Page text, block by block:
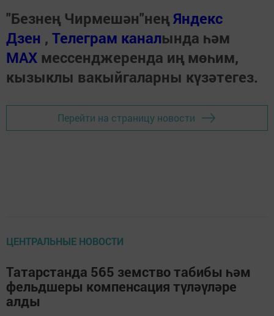
"Безнең Чирмешән"неңЯндекс
Дзен , Телеграм каналында һәм
МАХ мессенджеренда иң мөһим,
кызыклы вакыйгаларны күзәтегез.
Перейти на страницу новости
ЦЕНТРАЛЬНЫЕ НОВОСТИ
Татарстанда 565 земство табибы һәм
фельдшеры компенсация түләүләре
алды